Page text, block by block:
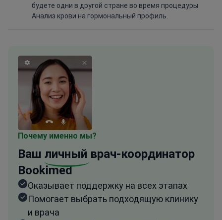
будете одни в другой стране во время процедуры
Анализ крови на гормональный профиль.
Почему именно мы?
Ваш личный врач-координатор
Bookimed
Оказывает поддержку на всех этапах
Помогает выбрать подходящую клинику
и врача